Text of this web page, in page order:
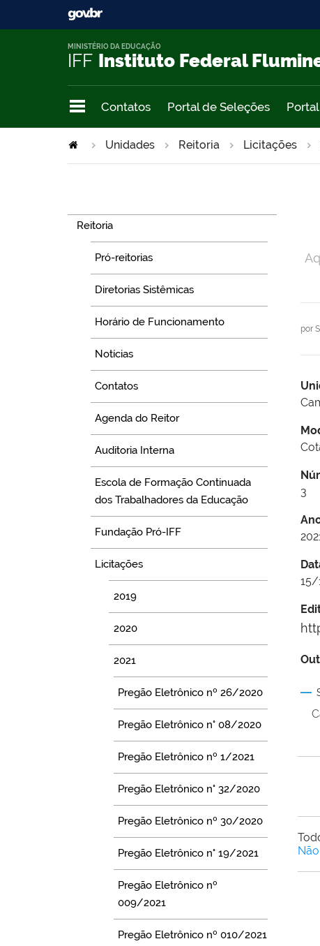
IFF Instituto Federal
MINISTÉRIO DA EDUCAÇÃO
Contatos Portal de Seleções
Unidades Reitoria Licitações
Reitoria
Pró-reitorias
Diretorias Sistêmicas
Horário de Funcionamento
Notícias
Contatos
Agenda do Reitor
Auditoria Interna
Escola de Formação Continuada
dos Trabalhadores da Educação
Fundação Pró-IFF
Licitações
2019
2020
2021
Pregão Eletrônico nº 26/2020
Pregão Eletrônico n° 08/2020
Pregão Eletrônico nº 1/2021
Pregão Eletrônico n° 32/2020
Pregão Eletrônico nº 30/2020
Pregão Eletrônico n° 19/2021
Pregão Eletrônico nº
009/2021
Pregão Eletrônico nº 010/2021
por
3
15/